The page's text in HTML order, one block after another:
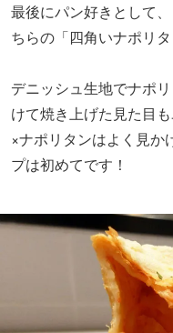
最後にパン好きとして
ちらの「四角いナポリタ
デニッシュ生地でナポ
けて焼き上げた見た目
×ナポリタンはよく見か
プは初めてです！